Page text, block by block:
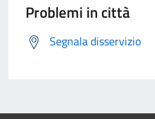
Problemi in città
Segnala disservizio